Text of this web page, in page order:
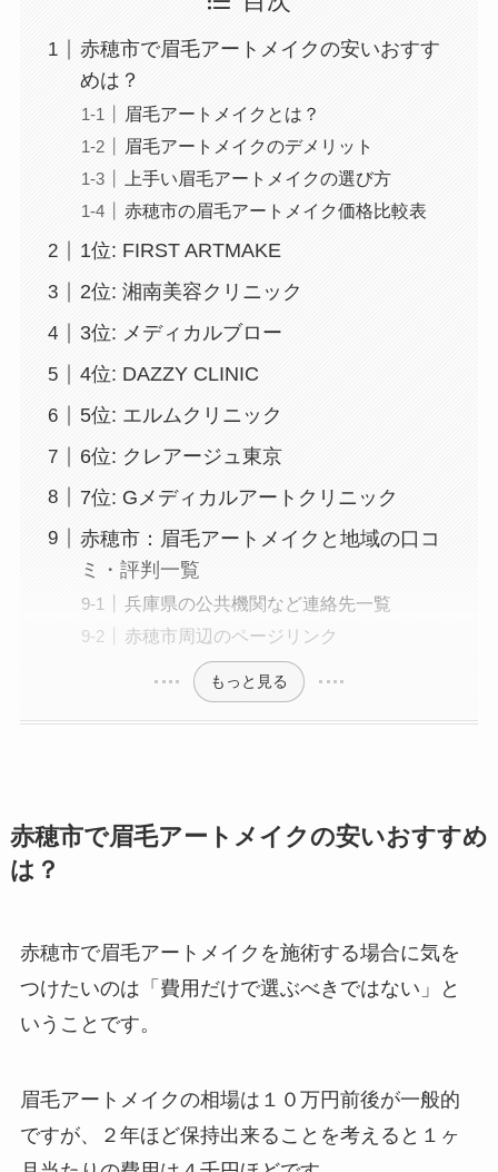
赤穂市で眉毛アートメイクの安いおすす
めは？
眉毛アートメイクとは？
眉毛アートメイクのデメリット
上手い眉毛アートメイクの選び方
赤穂市の眉毛アートメイク価格比較表
1位: FIRST ARTMAKE
2位: 湘南美容クリニック
3位: メディカルブロー
4位: DAZZY CLINIC
5位: エルムクリニック
6位: クレアージュ東京
7位: Gメディカルアートクリニック
赤穂市：眉毛アートメイクと地域の口コ
ミ・評判一覧
兵庫県の公共機関など連絡先一覧
赤穂市周辺のページリンク
もっと見る
赤穂市で眉毛アートメイクの安いおすすめ
は？
赤穂市で眉毛アートメイクを施術する場合に気を
つけたいのは 「費用だけで選ぶべきではない」と
いうことです。
眉毛アートメイクの相場は１０万円前後が一般的
ですが、２年ほど保持出来ることを考えると１ヶ